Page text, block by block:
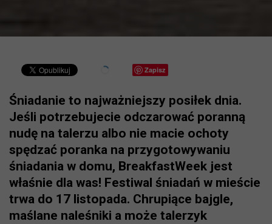
Zapisz
Śniadanie to najważniejszy posiłek dnia.
Jeśli potrzebujecie odczarować poranną
nudę na talerzu albo nie macie ochoty
spędzać poranka na przygotowywaniu
śniadania w domu, BreakfastWeek jest
właśnie dla was! Festiwal śniadań w mieście
trwa do 17 listopada. Chrupiące bajgle,
maślane naleśniki a może talerzyk